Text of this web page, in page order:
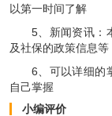
以第一时间了解
5、新闻资讯：
及社保的政策信息等
6、可以详细的
自己掌握
小编评价